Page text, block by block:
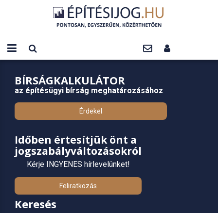
BÍRSÁGKALKULÁTOR
az építésügyi bírság meghatározásához
Érdekel
Időben értesítjük önt a
jogszabályváltozásokról
Kérje INGYENES hírlevelünket!
Feliratkozás
Keresés